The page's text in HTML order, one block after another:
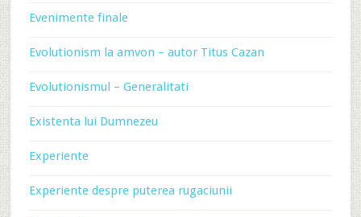
Evenimente finale
Evolutionism la amvon – autor Titus Cazan
Evolutionismul – Generalitati
Existenta lui Dumnezeu
Experiente
Experiente despre puterea rugaciunii